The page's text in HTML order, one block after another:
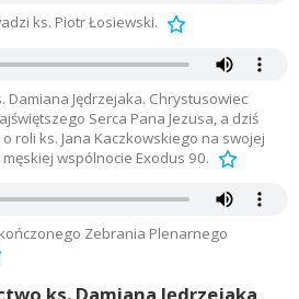
ks. Piotr Łosiewski.
Damiana Jędrzejaka. Chrystusowiec
Serca Pana Jezusa, a dziś
roli ks. Jana Kaczkowskiego na swojej
wspólnocie Exodus 90.
Zebrania Plenarnego